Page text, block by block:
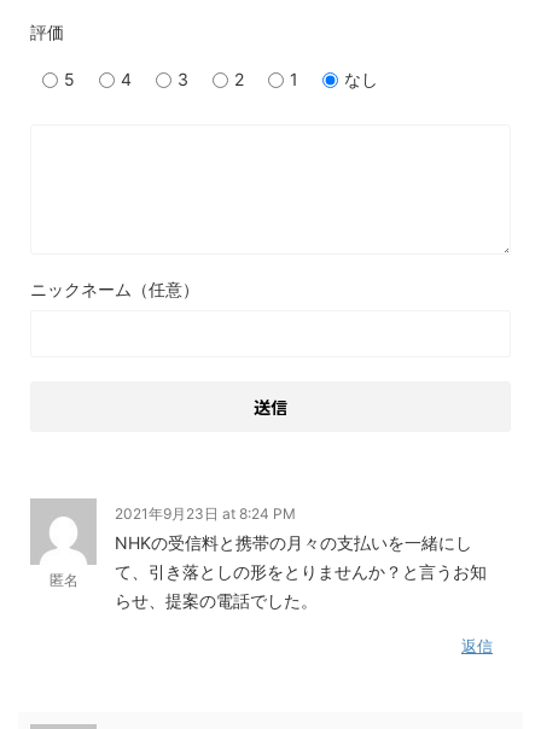
評価
5 4 3 2 1 なし
ニックネーム（任意）
匿名
2021年9月23日 at 8:24 PM
NHKの受信料と携帯の月々の支払いを一緒にし
て、引き落としの形をとりませんか？と言うお知
らせ、提案の電話でした。
返信